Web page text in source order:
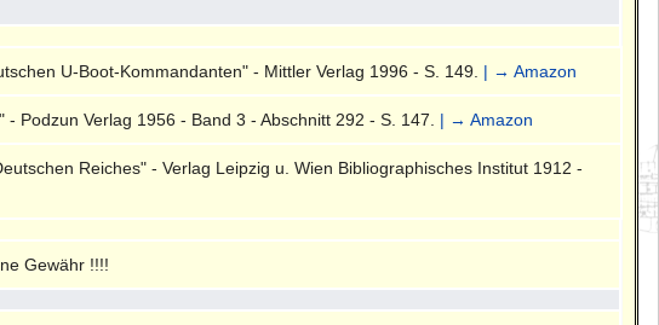
U-Boot-Kommandanten" - Mittler Verlag 1996 - S. 149. | → Amazon
Podzun Verlag 1956 - Band 3 - Abschnitt 292 - S. 147. | → Amazon
Reiches" - Verlag Leipzig u. Wien Bibliographisches Institut 1912 -
Gewähr !!!!